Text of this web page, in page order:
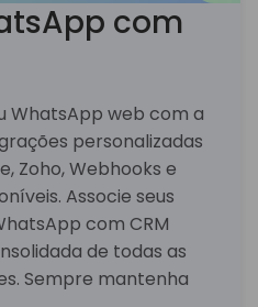
com
WhatsApp web com a
personalizadas
Zoho, Webhooks e
Associe seus
com CRM
de todas as
Sempre mantenha